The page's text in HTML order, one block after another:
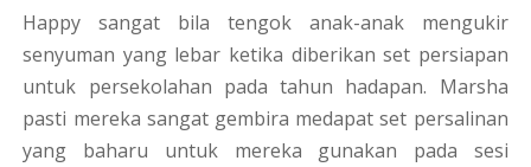
Happy sangat bila tengok anak-anak mengukir
senyuman yang lebar ketika diberikan set persiapan
untuk persekolahan pada tahun hadapan. Marsha
pasti mereka sangat gembira medapat set persalinan
yang baharu untuk mereka gunakan pada sesi